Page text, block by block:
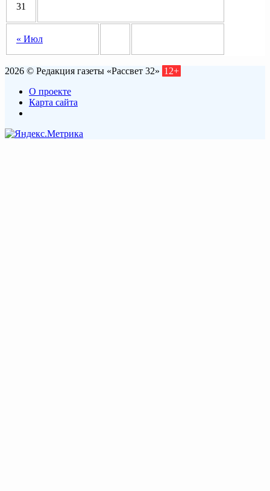
« Июл
31
2026 © Редакция газеты «Рассвет 32» 12+
О проекте
Карта сайта